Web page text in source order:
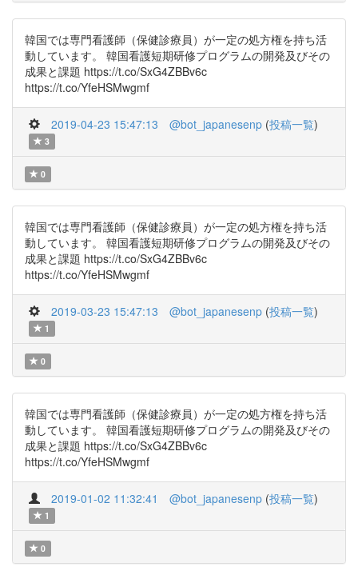
韓国では専門看護師（保健診療員）が一定の処方権を持ち活
動しています。 韓国看護短期研修プログラムの開発及びその
成果と課題 https://t.co/SxG4ZBBv6c
https://t.co/YfeHSMwgmf
2019-04-23 15:47:13 @bot_japanesenp (投稿一覧)
3
0
韓国では専門看護師（保健診療員）が一定の処方権を持ち活
動しています。 韓国看護短期研修プログラムの開発及びその
成果と課題 https://t.co/SxG4ZBBv6c
https://t.co/YfeHSMwgmf
2019-03-23 15:47:13 @bot_japanesenp (投稿一覧)
1
0
韓国では専門看護師（保健診療員）が一定の処方権を持ち活
動しています。 韓国看護短期研修プログラムの開発及びその
成果と課題 https://t.co/SxG4ZBBv6c
https://t.co/YfeHSMwgmf
2019-01-02 11:32:41 @bot_japanesenp (投稿一覧)
1
0